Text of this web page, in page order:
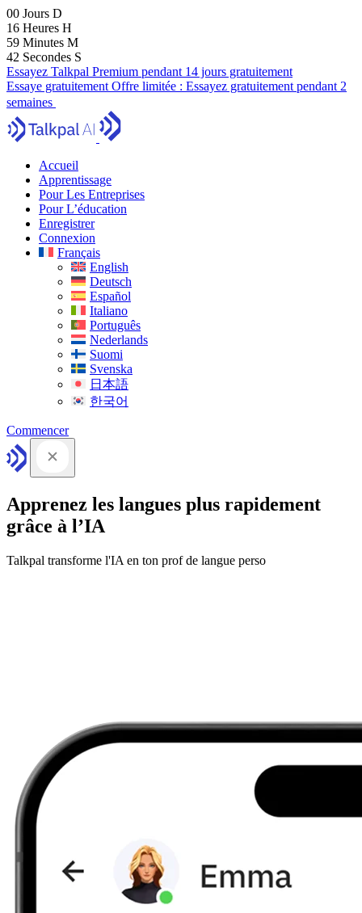
00 Jours D
16 Heures H
59 Minutes M
39 Secondes S
Essayez Talkpal Premium pendant 14 jours gratuitement
Essaye gratuitement Offre limitée : Essayez gratuitement pendant 2
semaines
Accueil
Apprentissage
Pour Les Entreprises
Pour L’éducation
Enregistrer
Connexion
Français
English
Deutsch
Español
Italiano
Português
Nederlands
Suomi
Svenska
日本語
한국어
Commencer
Apprenez les langues plus rapidement
grâce à l’IA
Talkpal transforme l'IA en ton prof de langue perso